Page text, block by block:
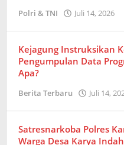
Polri & TNI Juli 14, 2026
Kejagung Instruksikan
Pengumpulan Data
Apa?
Berita Terbaru Juli 14,
Satresnarkoba Polres
Warga Desa Karya